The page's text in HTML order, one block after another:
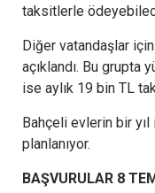
taksitlerle
Diğer vatandaşlar
açıklandı. Bu grupta
ise aylık 19 bin TL
Bahçeli evlerin bir
planlanıyor.
BAŞVURULAR 8